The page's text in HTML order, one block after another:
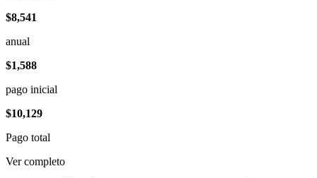
$8,541
anual
$1,588
pago inicial
$10,129
Pago total
Ver completo